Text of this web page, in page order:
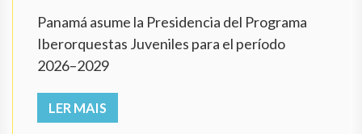
Panamá asume la Presidencia del Programa
Iberorquestas Juveniles para el período
2026–2029
LER MAIS